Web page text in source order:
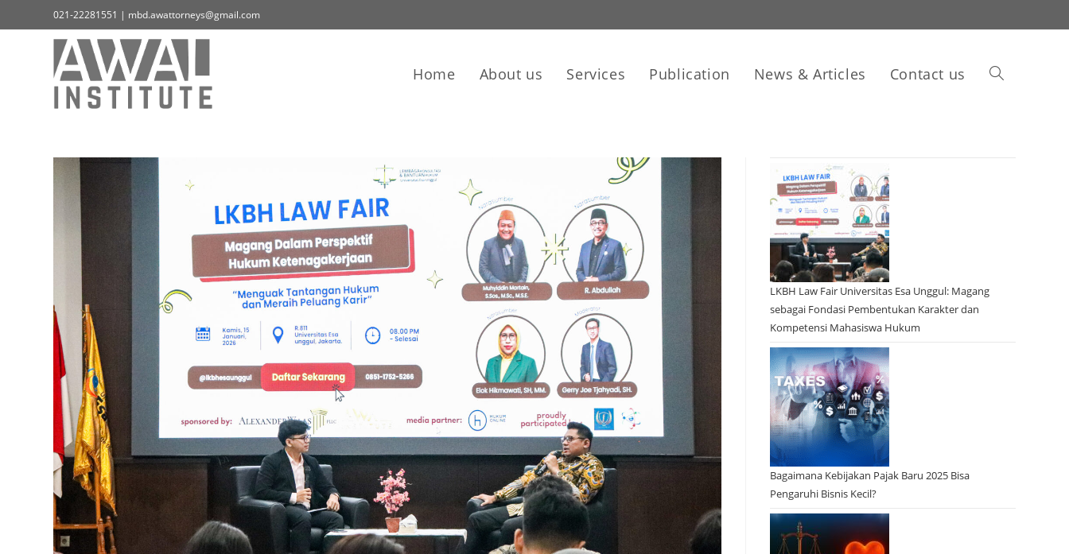
021-22281551 | mbd.awattorneys@gmail.com
Home About us Services Publication News & Articles Contact us
LKBH Law Fair Universitas Esa Unggul: Magang
sebagai Fondasi Pembentukan Karakter dan
Kompetensi Mahasiswa Hukum
Bagaimana Kebijakan Pajak Baru 2025 Bisa
Pengaruhi Bisnis Kecil?